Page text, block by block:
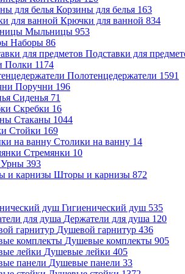
Корзины для белья 163
Крючки для ванной 834
Мыльницы 953
Наборы 86
Подставки для
Полки 1174
Полотенцедержатели 1591
Поручни 196
Сиденья 71
Скребки 16
Стаканы 1044
Стойки 169
Столики на ванну 14
Стремянки 10
Урны 393
Шторы и карнизы 872
Гигиенический душ 535
Держатели для душа 120
Душевой гарнитур 436
Душевые комплекты 905
Душевые лейки 405
Душевые панели 33